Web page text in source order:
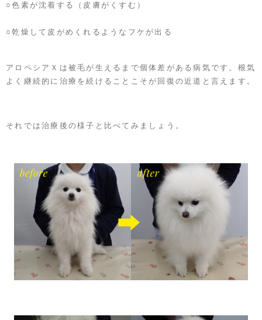
○色素が沈着する（皮膚がくすむ）
○乾燥して皮がめくれるようなフケが出る
アロペシアＸは被毛が生えるまで個体差がある病気です。根気
よく継続的に治療を続けることこそが回復の近道と言えます。
それでは治療後の様子と比べてみましょう。